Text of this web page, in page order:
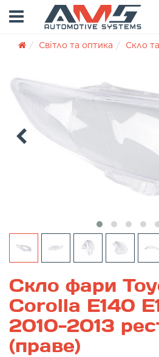
Світло та оптика Скло
Скло фари
Corolla E140
2010-2013
(праве)